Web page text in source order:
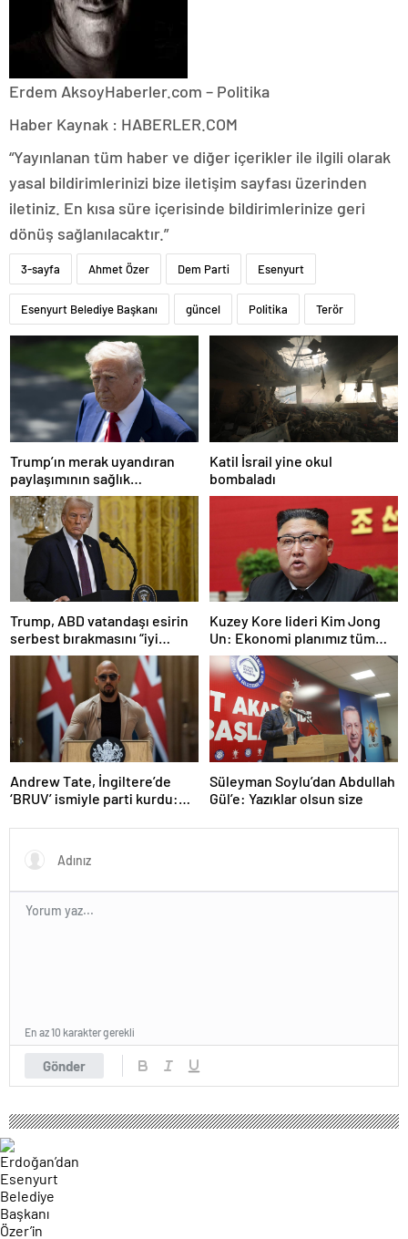
Erdem AksoyHaberler.com – Politika
Haber Kaynak : HABERLER.COM
“Yayınlanan tüm haber ve diğer içerikler ile ilgili olarak
yasal bildirimlerinizi bize iletişim sayfası üzerinden
iletiniz. En kısa süre içerisinde bildirimlerinize geri
dönüş sağlanılacaktır.”
3-sayfa Ahmet Özer Dem Parti Esenyurt
Esenyurt Belediye Başkanı güncel Politika Terör
Trump’ın merak uyandıran
paylaşımının sağlık
sistemiyle ilgili kararname
olduğu anlaşıldı
Katil İsrail yine okul
bombaladı
Trump, ABD vatandaşı esirin
serbest bırakmasını “iyi
niyetle atılmış bir adım”
olarak değerlendirdi
Kuzey Kore lideri Kim Jong
Un: Ekonomi planımız tüm
sektörlerde başarısız oldu
Andrew Tate, İngiltere’de
‘BRUV’ ismiyle parti kurdu:
propagandasını
yasaklayacağız’
Süleyman Soylu’dan Abdullah
Gül’e: Yazıklar olsun size
Gönder
En az 10 karakter gerekli